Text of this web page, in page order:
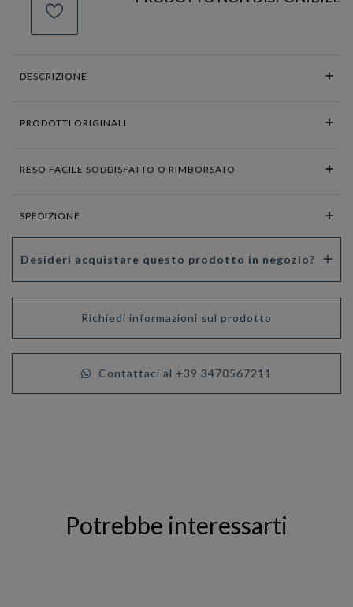
DESCRIZIONE
PRODOTTI ORIGINALI
RESO FACILE SODDISFATTO O RIMBORSATO
SPEDIZIONE
Desideri acquistare questo prodotto in negozio?
Richiedi informazioni sul prodotto
Contattaci al +39 3470567211
Potrebbe interessarti